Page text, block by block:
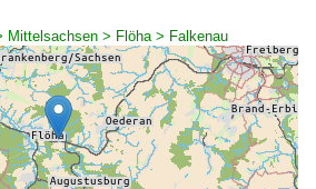
Mittelsachsen > Flöha > Falkenau